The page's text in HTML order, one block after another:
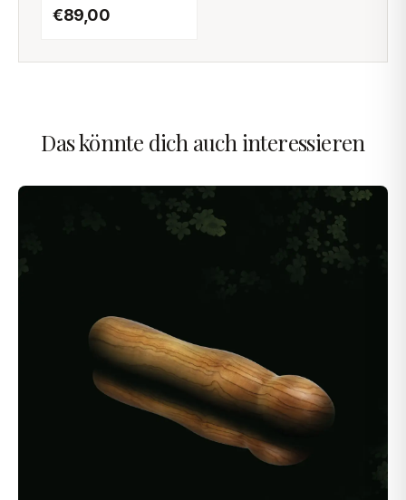
€89,00
Das könnte dich auch interessieren